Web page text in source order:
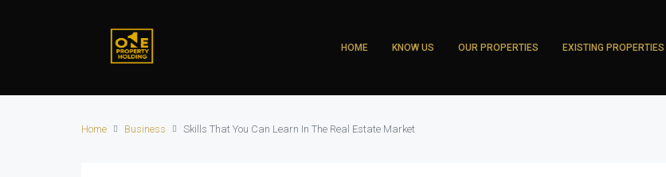
HOME KNOW US OUR PROPERTIES EXISTING PROPERTIES
Home Business Skills That You Can Learn In The Real Estate Market